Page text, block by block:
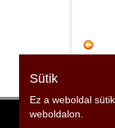
Sütik
Ez a weboldal
weboldalon.